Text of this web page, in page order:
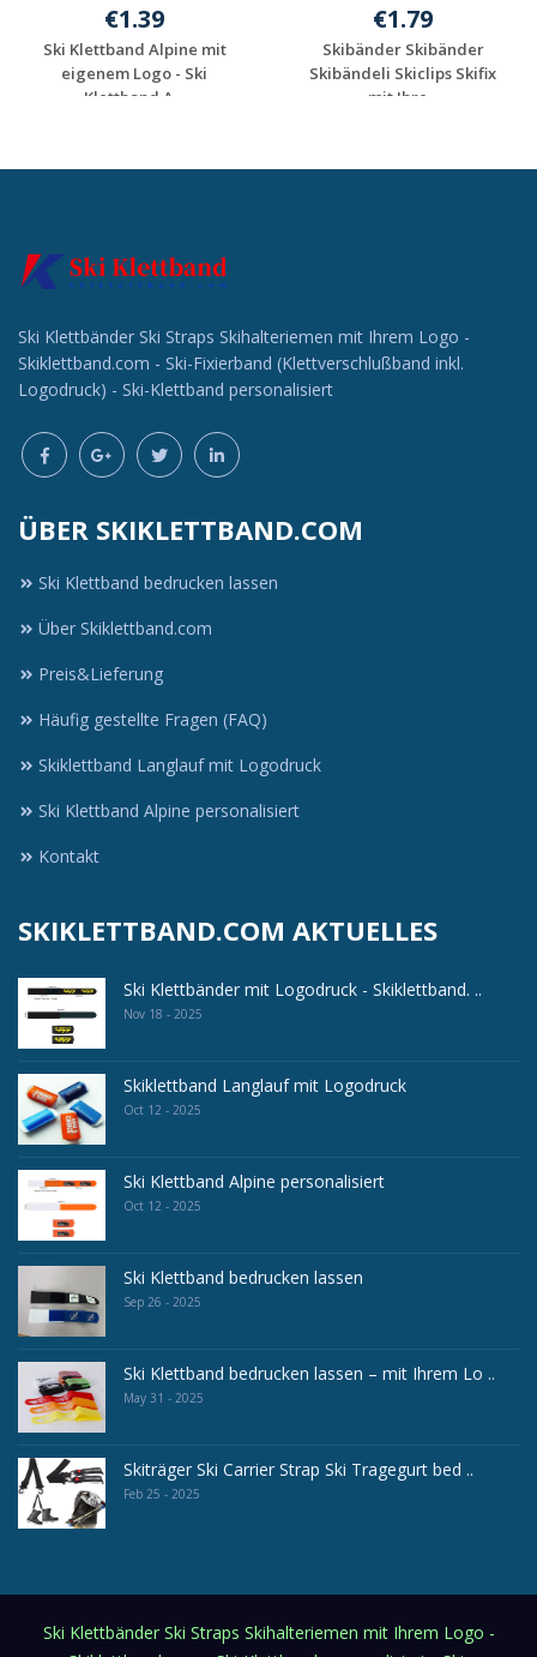
€1.39
Ski Klettband Alpine mit
eigenem Logo - Ski
Klettband A...
anfragen
€1.79
Skibänder Skibänder
Skibändeli Skiclips Skifix
mit Ihre...
anfragen
Ski Klettbänder Ski Straps Skihalteriemen mit Ihrem Logo -
Skiklettband.com - Ski-Fixierband (Klettverschlußband inkl.
Logodruck) - Ski-Klettband personalisiert
ÜBER SKIKLETTBAND.COM
Ski Klettband bedrucken lassen
Über Skiklettband.com
Preis&Lieferung
Häufig gestellte Fragen (FAQ)
Skiklettband Langlauf mit Logodruck
Ski Klettband Alpine personalisiert
Kontakt
SKIKLETTBAND.COM AKTUELLES
Ski Klettbänder mit Logodruck - Skiklettband. ..
Nov 18 - 2025
Skiklettband Langlauf mit Logodruck
Oct 12 - 2025
Ski Klettband Alpine personalisiert
Oct 12 - 2025
Ski Klettband bedrucken lassen
Sep 26 - 2025
Ski Klettband bedrucken lassen – mit Ihrem Lo ..
May 31 - 2025
Skiträger Ski Carrier Strap Ski Tragegurt bed ..
Feb 25 - 2025
Ski Klettbänder Ski Straps Skihalteriemen mit Ihrem Logo -